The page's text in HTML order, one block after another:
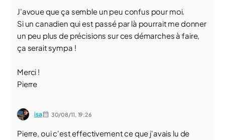
J'avoue que ça semble un peu confus pour moi.
Si un canadien qui est passé par là pourrait me donner
un peu plus de précisions sur ces démarches à faire,
ça serait sympa !
Merci !
Pierre
isa 30/08/11, 19:26
Pierre, oui c'est effectivement ce que j'avais lu de